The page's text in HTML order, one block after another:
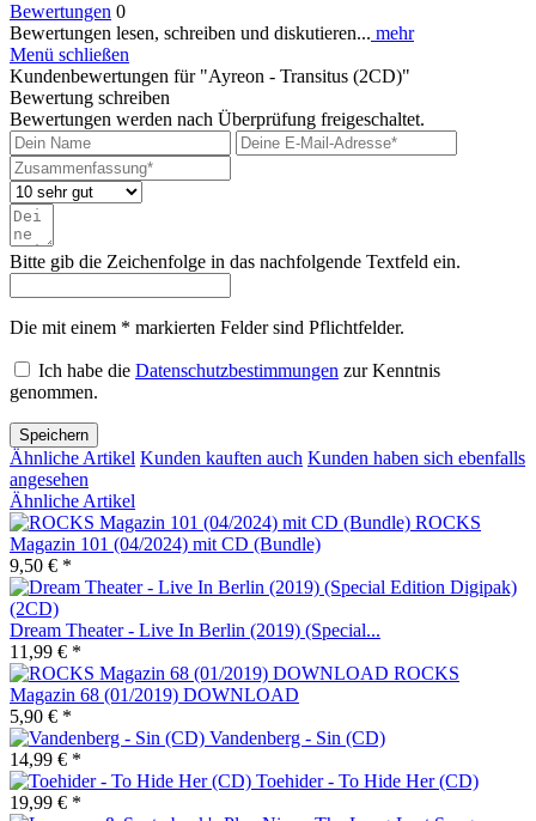
Bewertungen 0
Bewertungen lesen, schreiben und diskutieren... mehr
Menü schließen
Kundenbewertungen für "Ayreon - Transitus (2CD)"
Bewertung schreiben
Bewertungen werden nach Überprüfung freigeschaltet.
Bitte gib die Zeichenfolge in das nachfolgende Textfeld ein.
Die mit einem * markierten Felder sind Pflichtfelder.
Ich habe die Datenschutzbestimmungen zur Kenntnis
genommen.
Speichern
Ähnliche Artikel Kunden kauften auch Kunden haben sich ebenfalls
angesehen
Ähnliche Artikel
ROCKS
Magazin 101 (04/2024) mit CD (Bundle)
9,50 € *
Dream Theater - Live In Berlin (2019) (Special...
11,99 € *
ROCKS
Magazin 68 (01/2019) DOWNLOAD
5,90 € *
Vandenberg - Sin (CD)
14,99 € *
Toehider - To Hide Her (CD)
19,99 € *